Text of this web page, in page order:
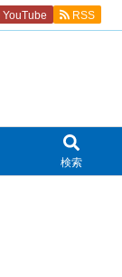
検索
YouTube RSS